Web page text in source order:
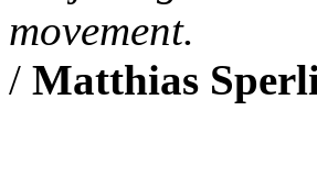
movement.
/ Matthias